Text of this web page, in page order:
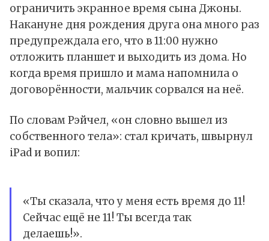
ограничить экранное время сына Джоны.
Накануне дня рождения друга она много раз
предупреждала его, что в 11:00 нужно
отложить планшет и выходить из дома. Но
когда время пришло и мама напомнила о
договорённости, мальчик сорвался на неё.
По словам Рэйчел, «он словно вышел из
собственного тела»: стал кричать, швырнул
iPad и вопил:
«Ты сказала, что у меня есть время до 11!
Сейчас ещё не 11! Ты всегда так
делаешь!».